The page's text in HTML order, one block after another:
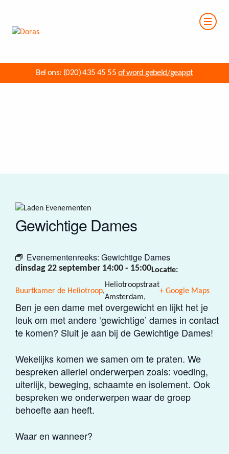
Bel ons: (020) 435 45 55 of word gebeld/geappt
Gewichtige Dames
Evenementenreeks: Gewichtige Dames
dinsdag 22 september 14:00 - 15:00Locatie:
Buurtkamer de Heliotroop,
Heliotroopstraat
Amsterdam,
+ Google Maps
Ben je een dame met overgewicht en lijkt het je
leuk om met andere ‘gewichtige’ dames in contact
te komen? Sluit je aan bij de Gewichtige Dames!
Wekelijks komen we samen om te praten. We
bespreken allerlei onderwerpen zoals: voeding,
uiterlijk, beweging, schaamte en isolement. Ook
bespreken we onderwerpen waar de groep
behoefte aan heeft.
Waar en wanneer?